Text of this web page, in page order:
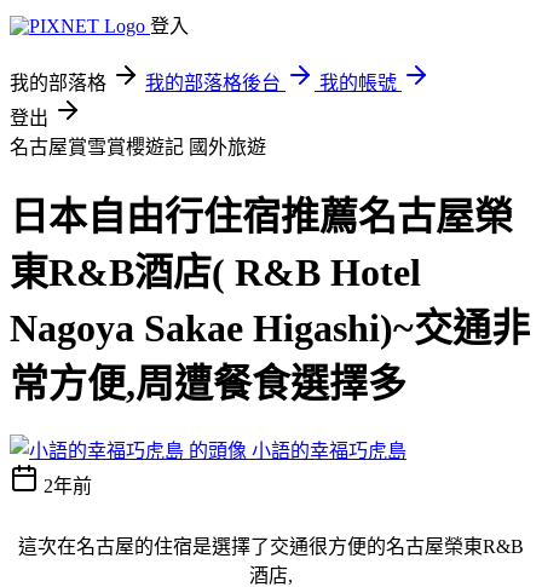
登入
我的部落格 我的部落格後台
我的帳號
登出
名古屋賞雪賞櫻遊記 國外旅遊
日本自由行住宿推薦名古屋榮
東R&B酒店( R&B Hotel
Nagoya Sakae Higashi)~交通非
常方便,周遭餐食選擇多
小語的幸福巧虎島
2年前
這次在名古屋的住宿是選擇了交通很方便的名古屋榮東R&B
酒店,